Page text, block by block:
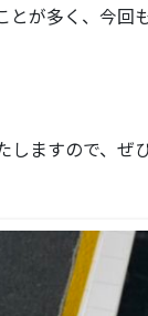
が多く、今回
ますので、ぜ